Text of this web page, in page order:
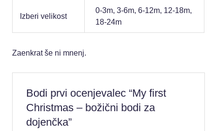
Izberi velikost
0-3m, 3-6m, 6-12m, 12-18m,
18-24m
Zaenkrat še ni mnenj.
Bodi prvi ocenjevalec “My first
Christmas – božični bodi za
dojenčka”